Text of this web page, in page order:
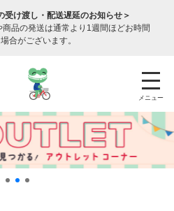
受け渡し・配送遅延のお知らせ＞
品の発送は通常より1週間ほどお時間
合がございます。
メニュー